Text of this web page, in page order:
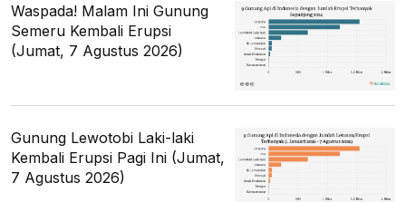
Waspada! Malam Ini Gunung
Semeru Kembali Erupsi
(Jumat, 7 Agustus 2026)
Gunung Lewotobi Laki-laki
Kembali Erupsi Pagi Ini (Jumat,
7 Agustus 2026)